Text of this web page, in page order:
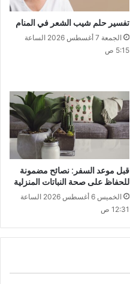
تفسير حلم شيب الشعر في المنام
الجمعة 7 أغسطس 2026 الساعة
5:15 ص
قبل موعد السفر: نصائح مضمونة
للحفاظ على صحة النباتات المنزلية
الخميس 6 أغسطس 2026 الساعة
12:31 ص